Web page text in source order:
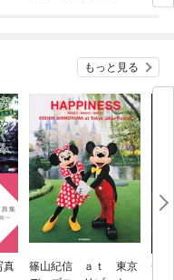
ol.2
もっと見る
真
篠山紀信 ａｔ 東京
安